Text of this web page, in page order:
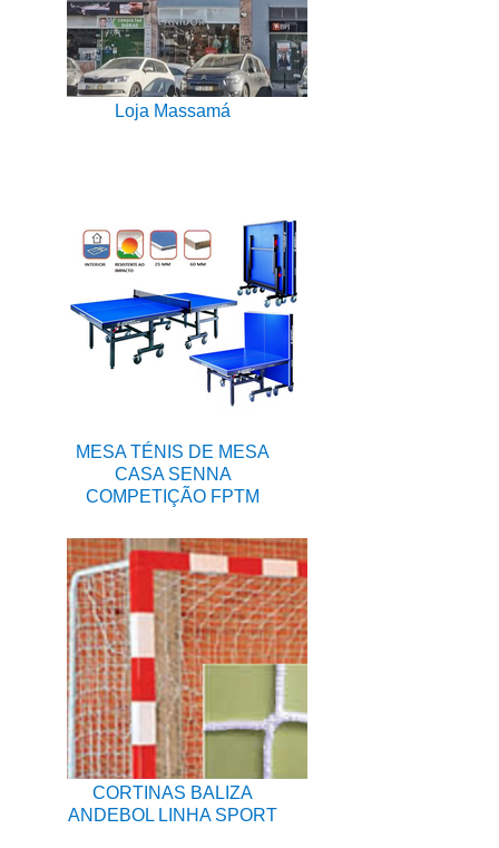
Loja Massamá
MESA TÉNIS DE MESA
CASA SENNA
COMPETIÇÃO FPTM
CORTINAS BALIZA
ANDEBOL LINHA SPORT